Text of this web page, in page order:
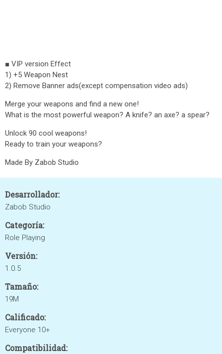
■ VIP version Effect
1) +5 Weapon Nest
2) Remove Banner ads(except compensation video ads)
Merge your weapons and find a new one!
What is the most powerful weapon? A knife? an axe? a spear?
Unlock 90 cool weapons!
Ready to train your weapons?
Made By Zabob Studio
Desarrollador:
Zabob Studio
Categoría:
Role Playing
Versión:
1.0.5
Tamaño:
19M
Calificado:
Everyone 10+
Compatibilidad: